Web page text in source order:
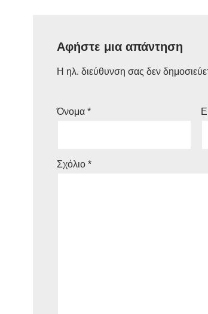
Αφήστε μια απάντηση
Η ηλ. διεύθυνση σας δεν
Όνομα *
Σχόλιο *